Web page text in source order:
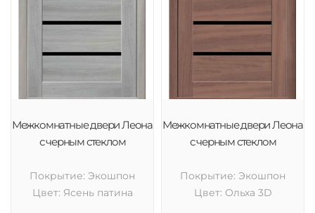
Межкомнатные двери Леона
с черным стеклом
Покрытие: Экошпон
Цвет: Ясень патина
Межкомнатные двери Леона
с черным стеклом
Покрытие: Экошпон
Цвет: Ольха 3D